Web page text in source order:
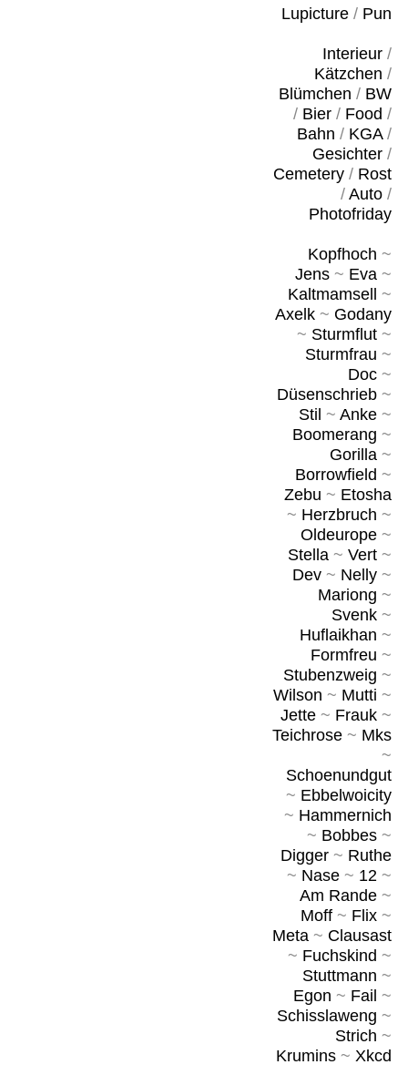
Lupicture/ Pun
Interieur/
Kätzchen /
Blümchen / BW
/ Bier/ Food /
Bahn / KGA/
Gesichter/
Cemetery/ Rost
/ Auto/
Photofriday
Kopfhoch ~
Jens~ Eva~
Kaltmamsell
~
Axelk~ Godany
~ Sturmflut~
Sturmfrau ~
Doc~
Düsenschrieb~
Stil ~ Anke~
Boomerang ~
Gorilla~
Borrowfield ~
Zebu ~ Etosha
~ Herzbruch ~
Oldeurope~
Stella~ Vert~
Dev~ Nelly~
Mariong ~
Svenk~
Huflaikhan ~
Formfreu ~
Stubenzweig ~
Wilson ~ Mutti ~
Jette~ Frauk~
Teichrose~ Mks
~
Schoenundgut
~ Ebbelwoicity
~ Hammernich
~ Bobbes~
Digger~ Ruthe
~ Nase~ 12~
Am Rande~
Moff~ Flix~
Meta~ Clausast
~ Fuchskind ~
Stuttmann ~
Egon ~ Fail ~
Schisslaweng ~
Strich ~
Krumins~ Xkcd